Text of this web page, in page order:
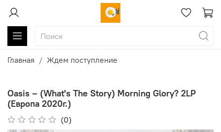
Главная Ждем поступление
Oasis ‎– (What's The Story) Morning Glory? 2LP
(Европа 2020г.)
(0)